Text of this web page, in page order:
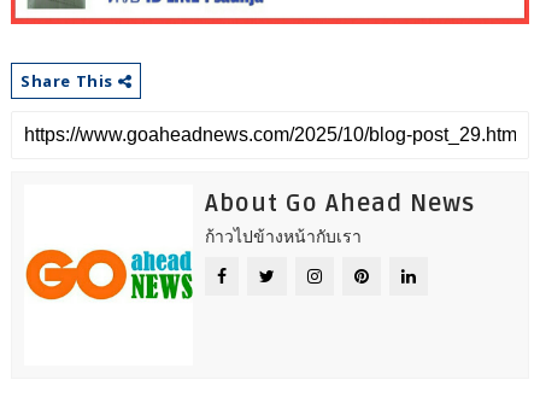
Share This
About Go Ahead News
ก้าวไปข้างหน้ากับเรา